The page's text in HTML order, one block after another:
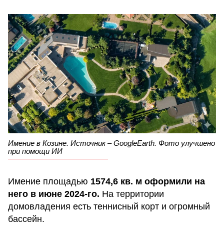
Имение в Козине. Источник – GoogleEarth. Фото улучшено
при помощи ИИ
Имение площадью 1574,6 кв. м оформили на
него в июне 2024-го. На территории
домовладения есть теннисный корт и огромный
бассейн.